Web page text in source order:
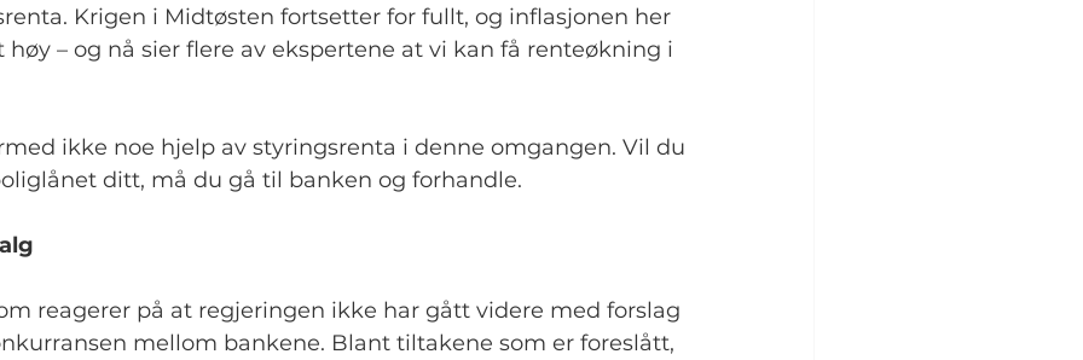
Krigen i Midtøsten fortsetter for fullt, og inflasjonen her
– og nå sier flere av ekspertene at vi kan få renteøkning i
ikke noe hjelp av styringsrenta i denne omgangen. Vil du
ditt, må du gå til banken og forhandle.
reagerer på at regjeringen ikke har gått videre med forslag
mellom bankene. Blant tiltakene som er foreslått,